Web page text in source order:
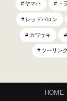
ヤマハ ト
レッドバロン
カワサキ
ツーリン
HOME